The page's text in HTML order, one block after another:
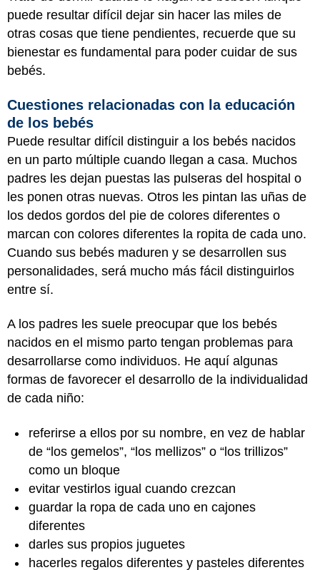
puede resultar difícil dejar sin hacer las miles de
otras cosas que tiene pendientes, recuerde que su
bienestar es fundamental para poder cuidar de sus
bebés.
Cuestiones relacionadas con la educación
de los bebés
Puede resultar difícil distinguir a los bebés nacidos
en un parto múltiple cuando llegan a casa. Muchos
padres les dejan puestas las pulseras del hospital o
les ponen otras nuevas. Otros les pintan las uñas de
los dedos gordos del pie de colores diferentes o
marcan con colores diferentes la ropita de cada uno.
Cuando sus bebés maduren y se desarrollen sus
personalidades, será mucho más fácil distinguirlos
entre sí.
A los padres les suele preocupar que los bebés
nacidos en el mismo parto tengan problemas para
desarrollarse como individuos. He aquí algunas
formas de favorecer el desarrollo de la individualidad
de cada niño:
referirse a ellos por su nombre, en vez de hablar
de “los gemelos”, “los mellizos” o “los trillizos”
como un bloque
evitar vestirlos igual cuando crezcan
guardar la ropa de cada uno en cajones
diferentes
darles sus propios juguetes
hacerles regalos diferentes y pasteles diferentes